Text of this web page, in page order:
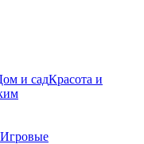
и садКрасота и
Игровые